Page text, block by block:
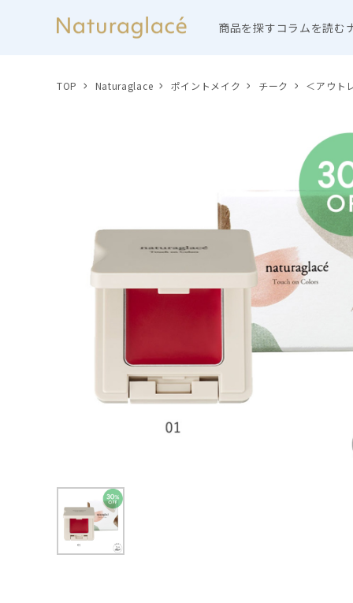
商品を探すコラムを読む
TOP Naturaglace ポイントメイク チーク ＜アウト